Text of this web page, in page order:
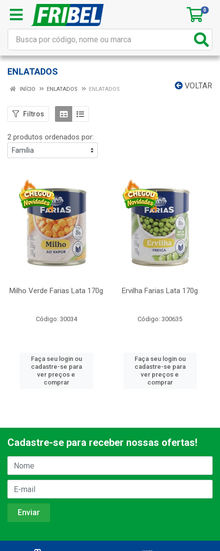
0
ENLATADOS
VOLTAR
INÍCIO ENLATADOS ENLATADOS
Filtros
2 produtos ordenados por:
Milho Verde Farias Lata 170g
Código: 30034
Faça seu login ou
cadastre-se para
ver preços e
comprar
Ervilha Farias Lata 170g
Código: 300635
Faça seu login ou
cadastre-se para
ver preços e
comprar
Cadastre-se para receber nossas ofertas!